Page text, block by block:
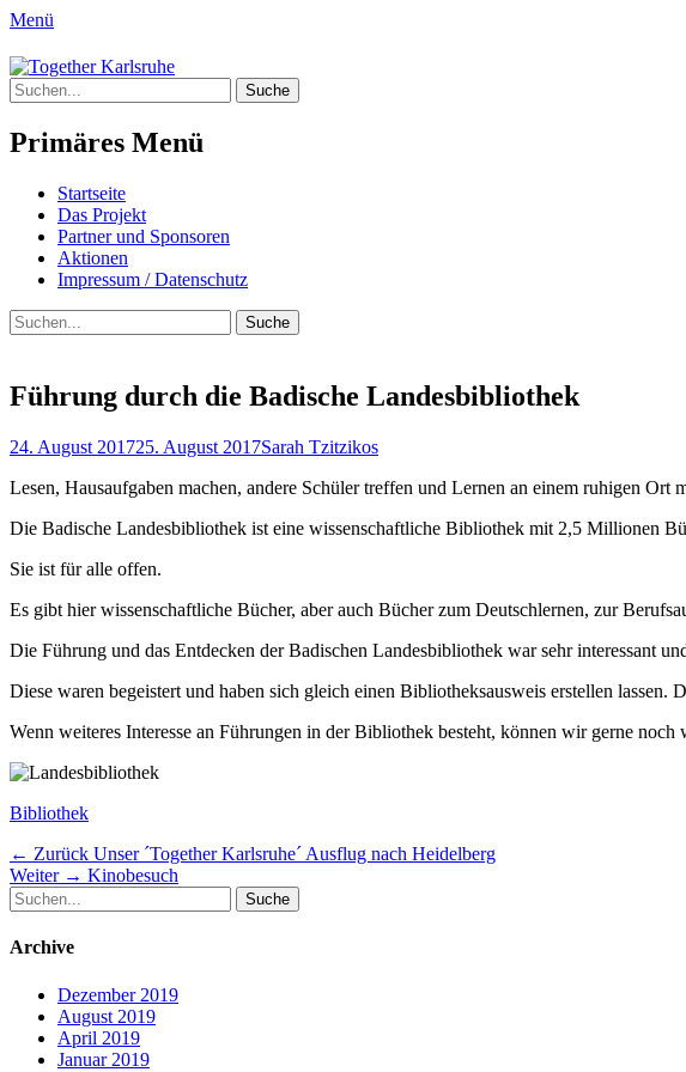
Menü
Together Karlsruhe
Integration von jungen Menschen mit
Suche
nach:
Primäres Menü
Springe
zum
Inhalt
Startseite
Das Projekt
Partner und Sponsoren
Aktionen
Impressum / Datenschutz
Suchen
Suche
nach:
Führung durch die Badische Landesbibliothek
Posted
24. August 201725. August 2017Author
Sarah Tzitzikos
Lesen, Hausaufgaben machen, andere Schüler treffen und Lernen an einem ruhigen
Die Badische Landesbibliothek ist eine wissenschaftliche Bibliothek mit 2,5 Millionen
Sie ist für alle offen.
Es gibt hier wissenschaftliche Bücher, aber auch Bücher zum Deutschlernen, zur
Die Führung und das Entdecken der Badischen Landesbibliothek war sehr interessant
Diese waren begeistert und haben sich gleich einen Bibliotheksausweis erstellen
Wenn weiteres Interesse an Führungen in der Bibliothek besteht, können wir gerne noch
Schlagworte
Bibliothek
Beitragsnavigation
← Zurück Vorheriger
Beitrag:
Unser ´Together Karlsruhe´ Ausflug nach Heidelberg
Weiter → Nächster
Kinobesuch
Suche
nach:
Archive
Dezember 2019
August 2019
April 2019
Januar 2019